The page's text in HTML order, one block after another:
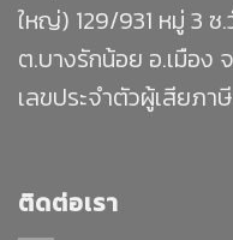
ใหญ่) 129/931 หมู่ 3 ซ
ต.บางรักน้อย อ.เมือง
เลขประจำตัวผู้เสียภ
ติดต่อเรา